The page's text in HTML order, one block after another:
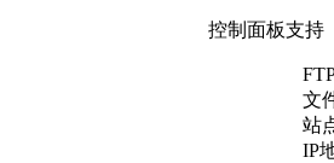
控制面板支持
文
站
IP